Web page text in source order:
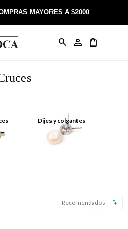
MAYORES A $2000
Dijes y colgantes
Recomendados